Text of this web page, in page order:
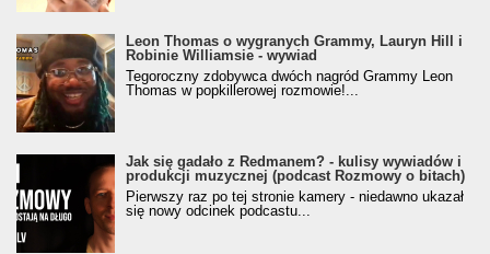
Leon Thomas o wygranych Grammy, Lauryn Hill i
Robinie Williamsie - wywiad
Tegoroczny zdobywca dwóch nagród Grammy Leon
Thomas w popkillerowej rozmowie!...
Jak się gadało z Redmanem? - kulisy wywiadów i
produkcji muzycznej (podcast Rozmowy o bitach)
Pierwszy raz po tej stronie kamery - niedawno ukazał
się nowy odcinek podcastu...